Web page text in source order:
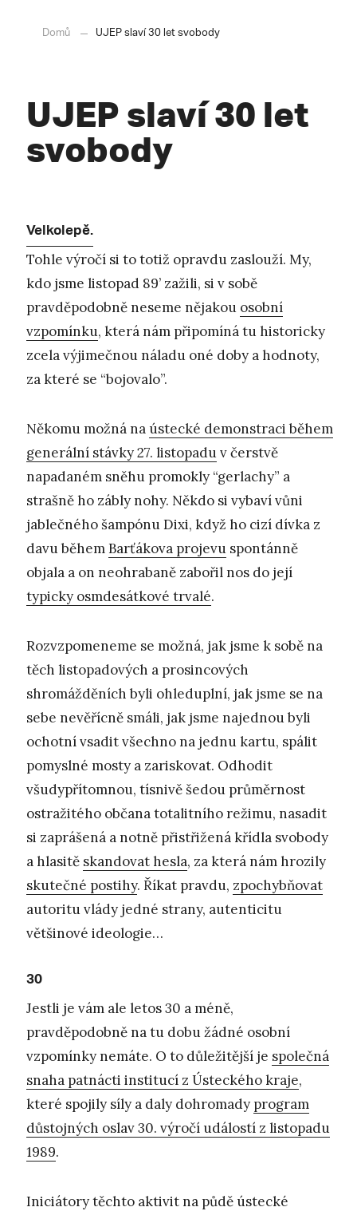
Domů UJEP slaví 30 let svobody
UJEP slaví 30 let
svobody
Velkolepě.
Tohle výročí si to totiž opravdu zaslouží. My,
kdo jsme listopad 89’ zažili, si v sobě
pravděpodobně neseme nějakou osobní
vzpomínku, která nám připomíná tu historicky
zcela výjimečnou náladu oné doby a hodnoty,
za které se “bojovalo”.
Někomu možná na ústecké demonstraci během
generální stávky 27. listopaduv čerstvě
napadaném sněhu promokly “gerlachy” a
strašně ho zábly nohy. Někdo si vybaví vůni
jablečného šampónu Dixi, když ho cizí dívka z
davu běhemBarťákova projevu spontánně
objala a on neohrabaně zabořil nos do její
typicky osmdesátkové trvalé.
Rozvzpomeneme se možná, jak jsme k sobě na
těch listopadových a prosincových
shromážděních byli ohleduplní, jak jsme se na
sebe nevěřícně smáli, jak jsme najednou byli
ochotní vsadit všechno na jednu kartu, spálit
pomyslné mosty a zariskovat. Odhodit
všudypřítomnou, tísnivě šedou průměrnost
ostražitého občana totalitního režimu, nasadit
si zaprášená a notně přistřižená křídla svobody
a hlasitě skandovat hesla, za která nám hrozily
skutečné postihy. Říkat pravdu, zpochybňovat
autoritu vlády jedné strany, autenticitu
většinové ideologie…
30
Jestli je vám ale letos 30 a méně,
pravděpodobně na tu dobu žádné osobní
vzpomínky nemáte. O to důležitější je společná
snaha patnácti institucí z Ústeckého kraje,
které spojily síly a daly dohromady program
důstojných oslav 30. výročí událostí z listopadu
1989.
Iniciátory těchto aktivit na půdě ústecké